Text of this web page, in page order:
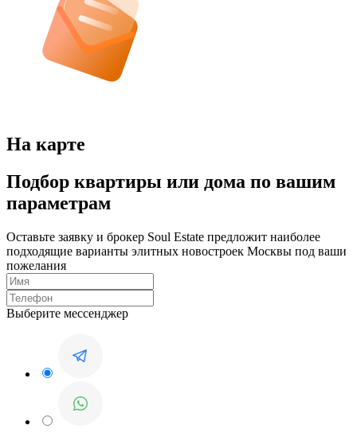
На карте
Подбор квартиры или дома по вашим
параметрам
Оставьте заявку и брокер Soul Estate предложит наиболее
подходящие варианты элитных новостроек Москвы под ваши
пожелания
Выберите мессенджер